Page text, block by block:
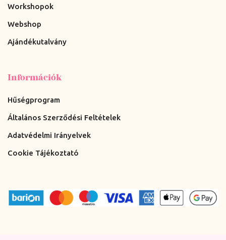
Workshopok
Webshop
Ajándékutalvány
Információk
Hűségprogram
Általános Szerződési Feltételek
Adatvédelmi Irányelvek
Cookie Tájékoztató